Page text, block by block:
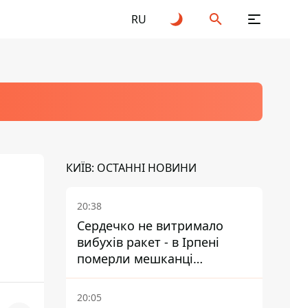
RU
КИЇВ: ОСТАННІ НОВИНИ
20:38
Сердечко не витримало
вибухів ракет - в Ірпені
померли мешканці
притулку для собак з
інвалідністю
20:05